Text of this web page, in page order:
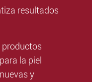
resultados
productos
la piel
y